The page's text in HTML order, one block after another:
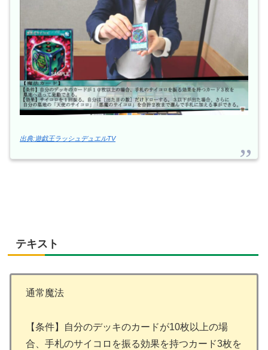
出典:遊戯王ラッシュデュエルTV
テキスト
通常魔法
【条件】自分のデッキのカードが10枚以上の場
合、手札のサイコロを振る効果を持つカード3枚を